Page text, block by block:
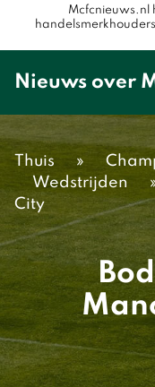
Mcfcnieuws.nl
Nieuws over
Thuis »
Wedstrijden
City